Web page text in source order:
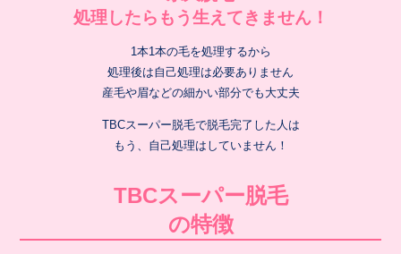
処理したらもう生えてきません！
1本1本の毛を処理するから
処理後は自己処理は必要ありません
産毛や眉などの細かい部分でも大丈夫
TBCスーパー脱毛で脱毛完了した人は
もう、自己処理はしていません！
TBCスーパー脱毛
の特徴